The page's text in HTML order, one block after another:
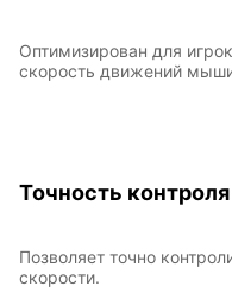
Оптимизирован для
скорость движений
Точность контроля
Позволяет точно
скорости.
клавиши
Восточный